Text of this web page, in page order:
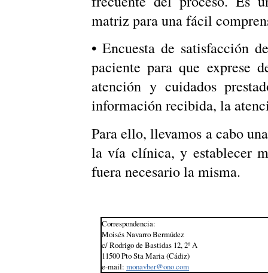
matriz para una fácil
• Encuesta de satisfacción
paciente para que exprese
atención y cuidados
información recibida, la
Para ello, llevamos a cabo
la vía clínica, y establecer
fuera necesario la misma.
Correspondencia:
Moisés Navarro Bermúdez
c/ Rodrigo de Bastidas 12, 2º A
11500 Pto Sta Maria (Cádiz)
e-mail: monavber@ono.com